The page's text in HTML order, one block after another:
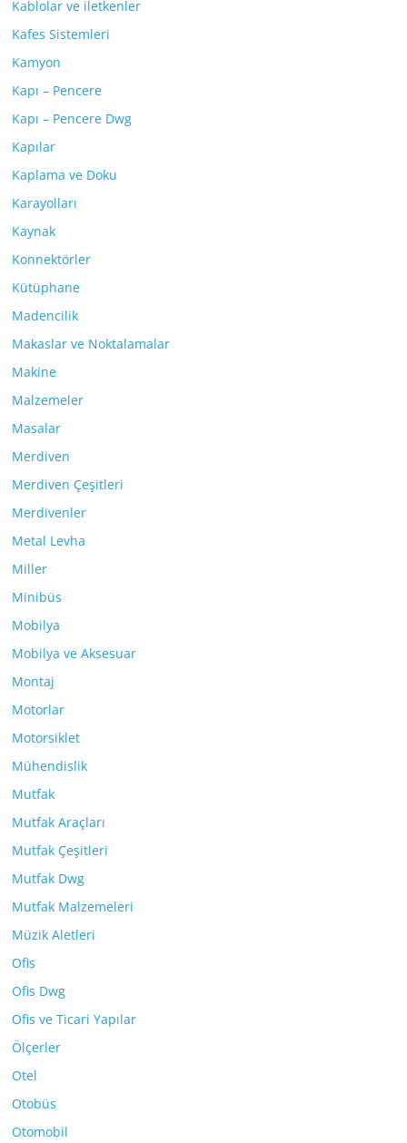
Kablolar ve iletkenler
Kafes Sistemleri
Kamyon
Kapı – Pencere
Kapı – Pencere Dwg
Kapılar
Kaplama ve Doku
Karayolları
Kaynak
Konnektörler
Kütüphane
Madencilik
Makaslar ve Noktalamalar
Makine
Malzemeler
Masalar
Merdiven
Merdiven Çeşitleri
Merdivenler
Metal Levha
Miller
Minibüs
Mobilya
Mobilya ve Aksesuar
Montaj
Motorlar
Motorsiklet
Mühendislik
Mutfak
Mutfak Araçları
Mutfak Çeşitleri
Mutfak Dwg
Mutfak Malzemeleri
Müzik Aletleri
Ofis
Ofis Dwg
Ofis ve Ticari Yapılar
Ölçerler
Otel
Otobüs
Otomobil